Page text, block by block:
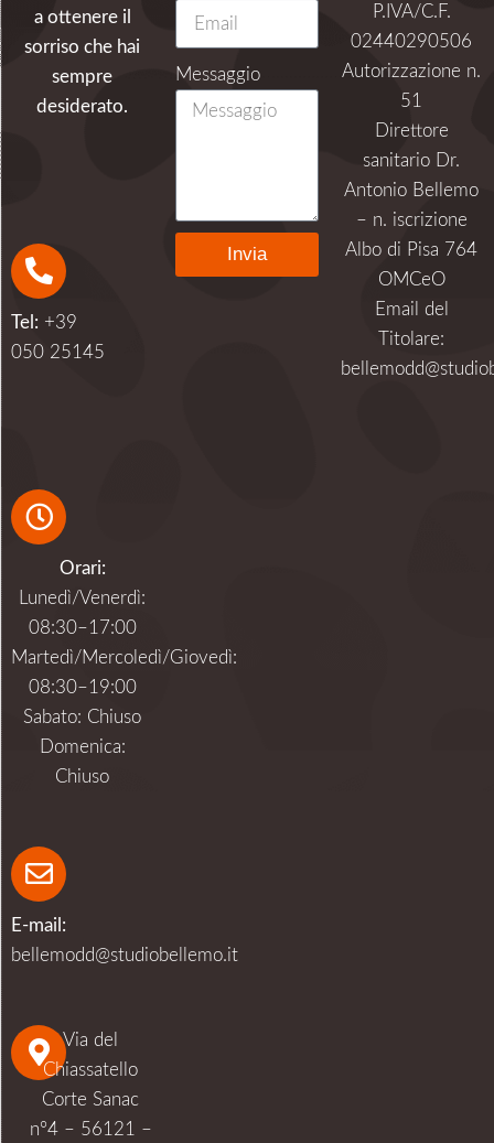
a ottenere il
sorriso che hai
sempre
desiderato.
Tel: +39
050 25145
Orari:
Lunedì/Venerdì:
08:30–17:00
Martedì/Mercoledì/Giovedì:
08:30–19:00
Sabato: Chiuso
Domenica:
Chiuso
E-mail:
bellemodd@studiobellemo.it
Via del
Chiassatello
Corte Sanac
n°4 – 56121 –
Messaggio
Invia
P.IVA/C.F.
02440290506
Autorizzazione n.
51
Direttore
sanitario Dr.
Antonio Bellemo
– n. iscrizione
Albo di Pisa 764
OMCeO
Email del
Titolare: